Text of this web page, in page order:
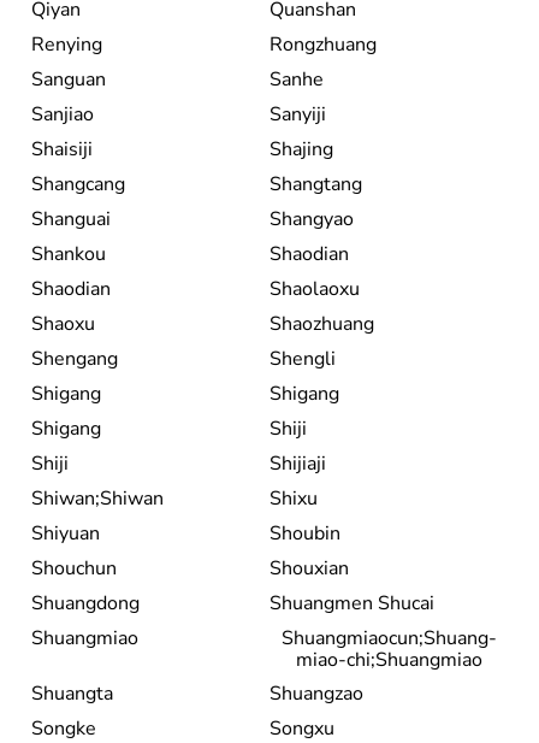
Qiyan
Quanshan
Renying
Rongzhuang
Sanguan
Sanhe
Sanjiao
Sanyiji
Shaisiji
Shajing
Shangcang
Shangtang
Shanguai
Shangyao
Shankou
Shaodian
Shaodian
Shaolaoxu
Shaoxu
Shaozhuang
Shengang
Shengli
Shigang
Shigang
Shigang
Shiji
Shiji
Shijiaji
Shiwan;Shiwan
Shixu
Shiyuan
Shoubin
Shouchun
Shouxian
Shuangdong
Shuangmen Shucai
Shuangmiao
Shuangmiaocun;Shuang-
miao-chi;Shuangmiao
Shuangta
Shuangzao
Songke
Songxu